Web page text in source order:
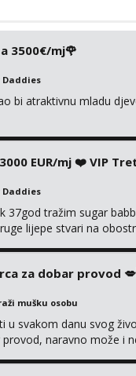
3500€/mj🌹
Daddies
bi atraktivnu mladu
EUR/mj ❤️ VIP
Daddies
37god tražim sugar
lijepe stvari na
za dobar provod
mušku osobu
u svakom danu svog
naravno može i